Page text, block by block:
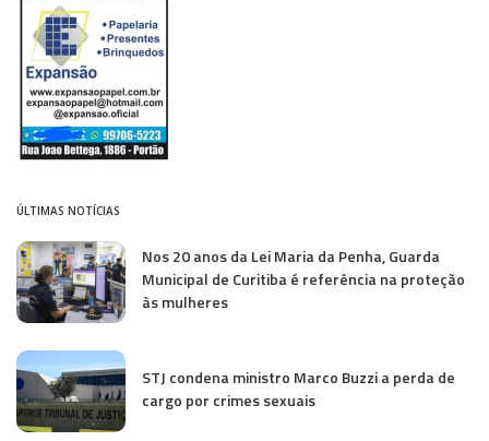
ÚLTIMAS NOTÍCIAS
Nos 20 anos da Lei Maria da Penha, Guarda
Municipal de Curitiba é referência na proteção
às mulheres
STJ condena ministro Marco Buzzi a perda de
cargo por crimes sexuais